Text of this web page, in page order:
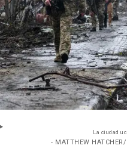
La ciudad
- MATTHEW